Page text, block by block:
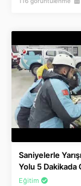
Saniyelerle
Yolu 5 Dakikada
Eğitim